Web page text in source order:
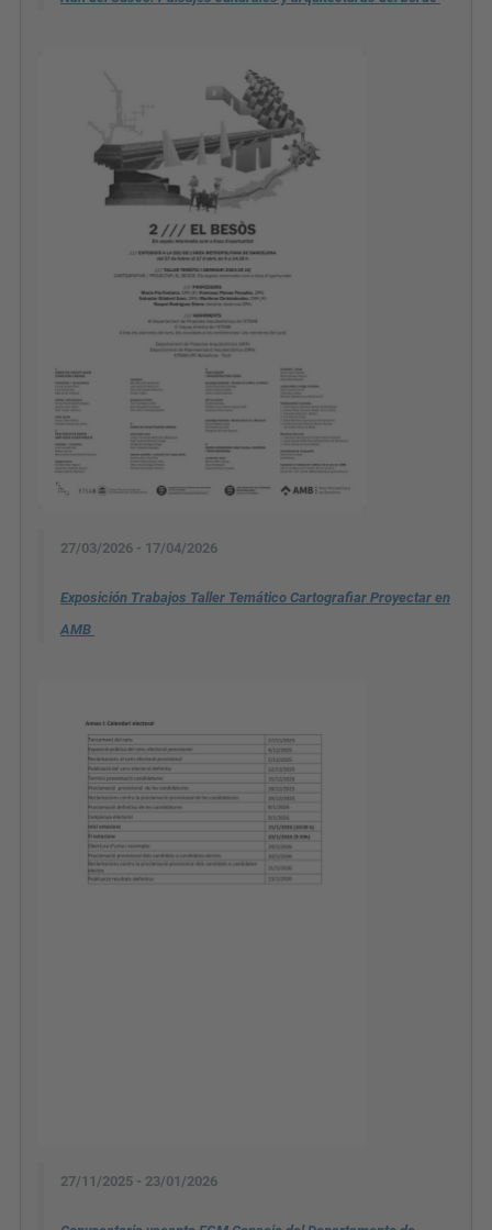
27/03/2026 - 17/04/2026
Exposición Trabajos Taller Temático Cartografiar Proyectar en
AMB
27/11/2025 - 23/01/2026
Convocatoria vacante EGM Consejo del Departamento de